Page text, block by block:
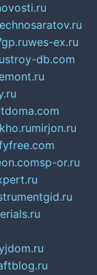
wes-ex.ru
stroy-db.com
mirjon.ru
sp-or.ru